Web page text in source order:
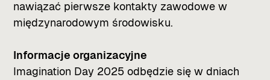
nawiązać pierwsze kontakty zawodowe w
międzynarodowym środowisku.
Informacje organizacyjne
Imagination Day 2025 odbędzie się w dniach